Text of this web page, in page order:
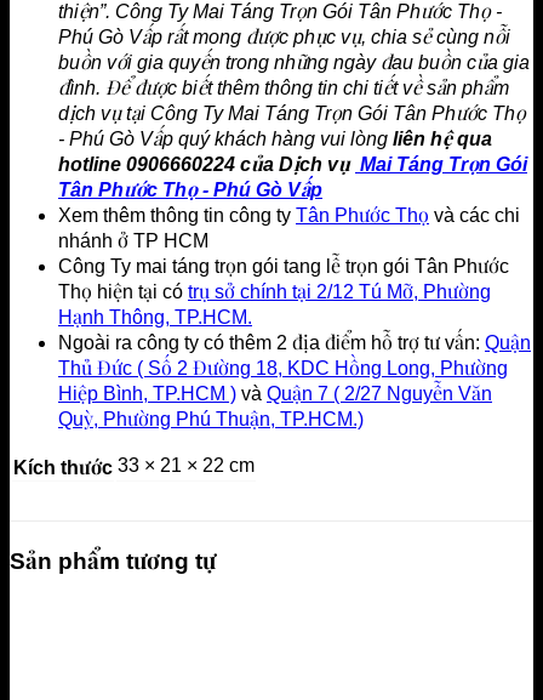
thiện”. Công Ty Mai Táng Trọn Gói Tân Phước Thọ -
Phú Gò Vấp rất mong được phục vụ, chia sẻ cùng nỗi
buồn với gia quyến trong những ngày đau buồn của gia
đình. Để được biết thêm thông tin chi tiết về sản phẩm
dịch vụ tại Công Ty Mai Táng Trọn Gói Tân Phước Thọ
- Phú Gò Vấp quý khách hàng vui lòng liên hệ qua
hotline 0906660224 của Dịch vụ Mai Táng Trọn Gói
Tân Phước Thọ - Phú Gò Vấp
Xem thêm thông tin công ty Tân Phước Thọ và các chi
nhánh ở TP HCM
Công Ty mai táng trọn gói tang lễ trọn gói Tân Phước
Thọ hiện tại có trụ sở chính tại 2/12 Tú Mỡ, Phường
Hạnh Thông, TP.HCM.
Ngoài ra công ty có thêm 2 địa điểm hỗ trợ tư vấn: Quận
Thủ Đức ( Số 2 Đường 18, KDC Hồng Long, Phường
Hiệp Bình, TP.HCM ) và Quận 7 ( 2/27 Nguyễn Văn
Quỳ, Phường Phú Thuận, TP.HCM.)
Kích thước 33 × 21 × 22 cm
Sản phẩm tương tự